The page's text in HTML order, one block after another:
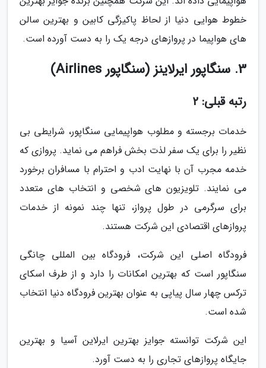
خطوط هوایی دنیا از لحاظ پاکیزگی کابین و بهترین سالن
های هواپیما در پروازهای درجه یک را به دست آورده است.
3. سنگاپور ایرلاینز (سنگاپور Airlines)
رتبه قبلی: 2
خدمات برجسته و مطلوب هواپیمایی سنگاپور، شرایطی بی
نظیر را برای یک سفر لذت بخش فراهم می نماید. پروازی که
خدمه مجرب آن با نهایت ادب و احترام با مسافران برخورد
می نمایند. تلویزیون های شخصی و انتخاب های متعدد
برای سرگرمی در طول پرواز، تنها چند نمونه از خدمات
پروازهای اقتصادی این شرکت هستند.
فرودگاه اصلی این شرکت، فرودگاه بین المللی چانگی
سنگاپور است که بهترین امکانات را دارد و از طرف اسکای
ترکس چهار سال پیاپی به عنوان بهترین فرودگاه دنیا انتخاب
شده است.
این شرکت توانسته جوایز بهترین ایرلاین آسیا و بهترین
جایگاه پروازهای تجاری را به دست آورد.